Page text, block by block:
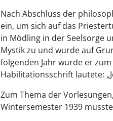
Nach Abschluss der
ein, um sich auf das
in Mödling in der Seelsorge
Mystik zu und wurde auf
folgenden Jahr wurde er
Habilitationsschrift lautete:
Zum Thema der
Wintersemester 1939